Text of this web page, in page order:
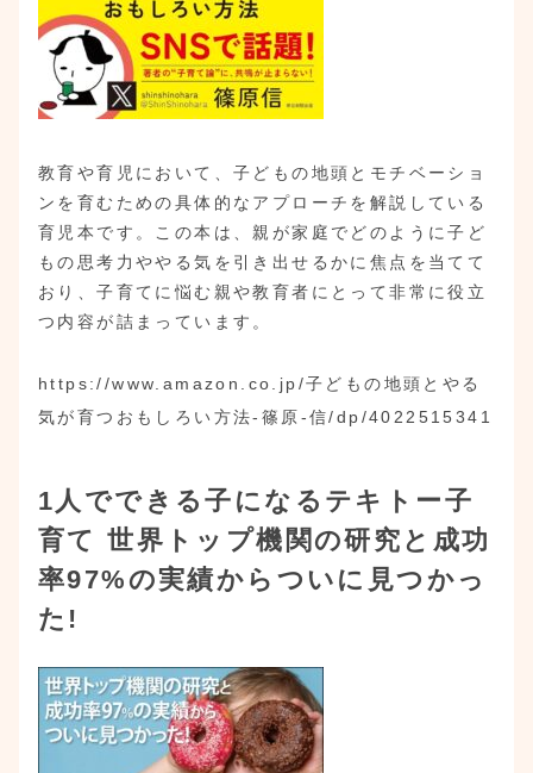
教育や育児において、子どもの地頭とモチベーショ
ンを育むための具体的なアプローチを解説している
育児本です。この本は、親が家庭でどのように子ど
もの思考力ややる気を引き出せるかに焦点を当てて
おり、子育てに悩む親や教育者にとって非常に役立
つ内容が詰まっています。
https://www.amazon.co.jp/子どもの地頭とやる
気が育つおもしろい方法-篠原-信/dp/4022515341
1人でできる子になるテキトー子
育て 世界トップ機関の研究と成功
率97%の実績からついに見つかっ
た!